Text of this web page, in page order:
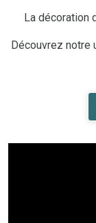
La décoration
Découvrez notre